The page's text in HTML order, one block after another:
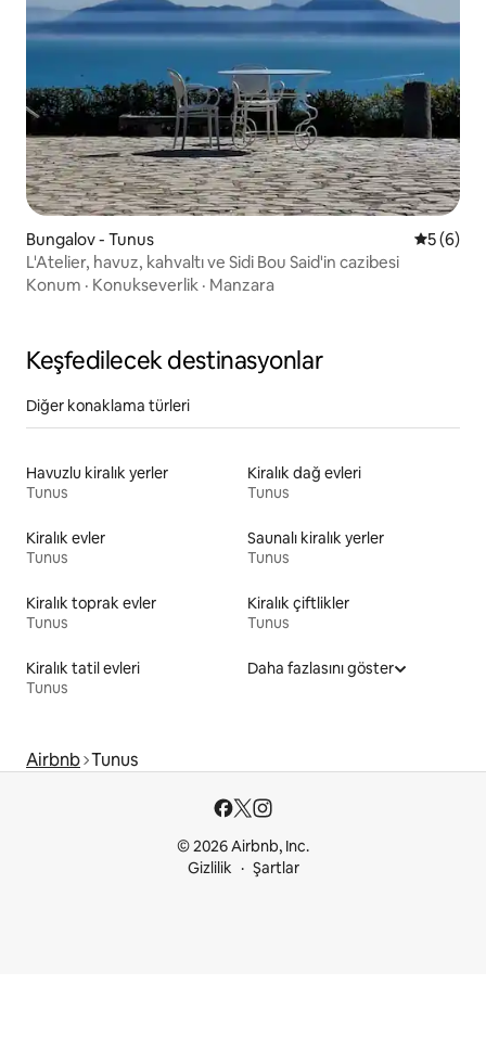
Bungalov - Tunus 55 (6)
L'Atelier, havuz, kahvaltı ve Sidi Bou Said'in cazibesi
Konum · Konukseverlik · Manzara
Keşfedilecek destinasyonlar
Diğer konaklama türleri
Havuzlu kiralık yerler
Tunus
Kiralık dağ evleri
Tunus
Kiralık evler
Tunus
Saunalı kiralık yerler
Tunus
Kiralık toprak evler
Tunus
Kiralık çiftlikler
Tunus
Kiralık tatil evleri
Tunus
Daha fazlasını göster
Airbnb Tunus
© 2026 Airbnb, Inc.
Gizlilik
Şartlar